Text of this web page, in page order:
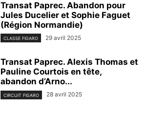
Transat Paprec. Abandon pour
Jules Ducelier et Sophie Faguet
(Région Normandie)
CLASSE FIGARO 29 avril 2025
Transat Paprec. Alexis Thomas et
Pauline Courtois en tête,
abandon d’Arno...
CIRCUIT FIGARO 28 avril 2025